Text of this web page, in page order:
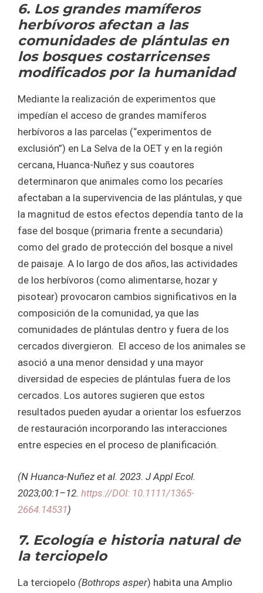
6. Los grandes mamíferos
herbívoros afectan a las
comunidades de plántulas en
los bosques costarricenses
modificados por la humanidad
Mediante la realización de experimentos que
impedían el acceso de grandes mamíferos
herbívoros a las parcelas (“experimentos de
exclusión”) en La Selva de la OET y en la región
cercana, Huanca-Nuñez y sus coautores
determinaron que animales como los pecaríes
afectaban a la supervivencia de las plántulas, y que
la magnitud de estos efectos dependía tanto de la
fase del bosque (primaria frente a secundaria)
como del grado de protección del bosque a nivel
de paisaje. A lo largo de dos años, las actividades
de los herbívoros (como alimentarse, hozar y
pisotear) provocaron cambios significativos en la
composición de la comunidad, ya que las
comunidades de plántulas dentro y fuera de los
cercados divergieron. El acceso de los animales se
asoció a una menor densidad y una mayor
diversidad de especies de plántulas fuera de los
cercados. Los autores sugieren que estos
resultados pueden ayudar a orientar los esfuerzos
de restauración incorporando las interacciones
entre especies en el proceso de planificación.
(N Huanca-Nuñez et al. 2023. J Appl Ecol.
2023;00:1–12. https://DOI: 10.1111/1365-
2664.14531)
7. Ecología e historia natural de
la terciopelo
La terciopelo (Bothrops asper) habita una Amplio